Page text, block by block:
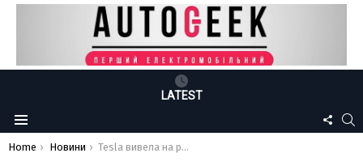
LATEST
Menu
US
You are here:
Home Новини Tesla вивела на ринок США подовжений кросовер Model Y